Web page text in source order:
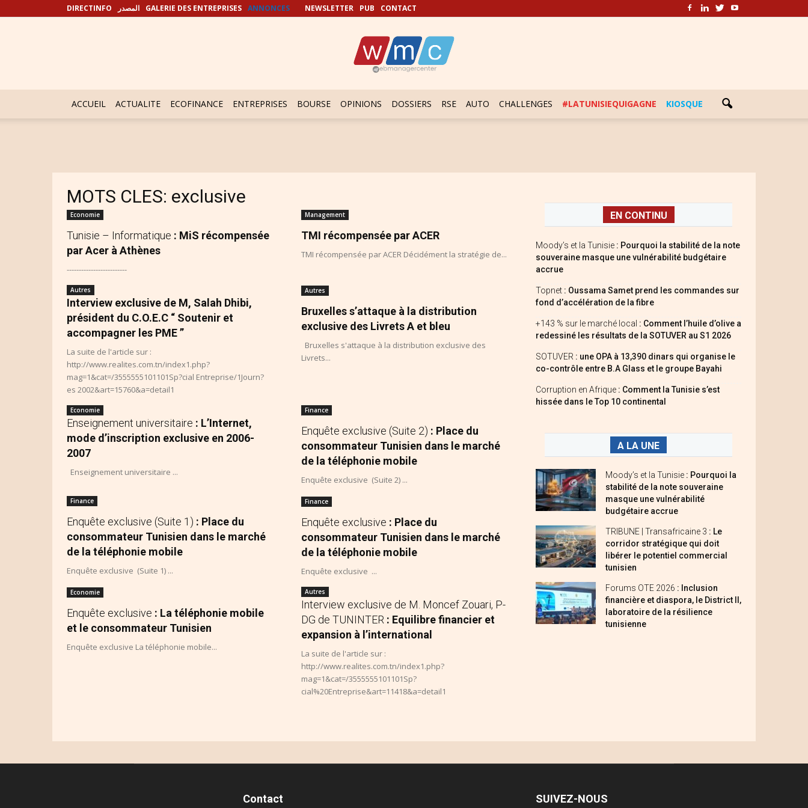
DIRECTINFO المصدر GALERIE DES ENTREPRISES ANNONCES NEWSLETTER PUB CONTACT
ACCUEIL ACTUALITE ECOFINANCE ENTREPRISES BOURSE OPINIONS DOSSIERS RSE AUTO CHALLENGES #LATUNISIEQUIGAGNE KIOSQUE
MOTS CLES: exclusive
Economie
Tunisie – Informatique : MiS récompensée
par Acer à Athènes
-------------------------
Management
TMI récompensée par ACER
TMI récompensée par ACER Décidément la stratégie de...
Autres
Interview exclusive de M, Salah Dhibi,
président du C.O.E.C “ Soutenir et
accompagner les PME ”
La suite de l'article sur :
http://www.realites.com.tn/index1.php?
mag=1&cat=/3555555101101Sp?cial Entreprise/1Journ?
es 2002&art=15760&a=detail1
Autres
Bruxelles s’attaque à la distribution
exclusive des Livrets A et bleu
Bruxelles s'attaque à la distribution exclusive des
Livrets...
Economie
Enseignement universitaire : L’Internet,
mode d’inscription exclusive en 2006-
2007
Enseignement universitaire ...
Finance
Enquête exclusive (Suite 2) : Place du
consommateur Tunisien dans le marché
de la téléphonie mobile
Enquête exclusive (Suite 2) ...
Finance
Enquête exclusive (Suite 1) : Place du
consommateur Tunisien dans le marché
de la téléphonie mobile
Enquête exclusive (Suite 1) ...
Finance
Enquête exclusive : Place du
consommateur Tunisien dans le marché
de la téléphonie mobile
Enquête exclusive ...
Economie
Enquête exclusive : La téléphonie mobile
et le consommateur Tunisien
Enquête exclusive La téléphonie mobile...
Autres
Interview exclusive de M. Moncef Zouari, P-
DG de TUNINTER : Equilibre financier et
expansion à l’international
La suite de l'article sur :
http://www.realites.com.tn/index1.php?
mag=1&cat=/3555555101101Sp?
cial%20Entreprise&art=11418&a=detail1
EN CONTINU
Moody’s et la Tunisie : Pourquoi la stabilité de la note
souveraine masque une vulnérabilité budgétaire
accrue
Topnet : Oussama Samet prend les commandes sur
fond d’accélération de la fibre
+143 % sur le marché local : Comment l’huile d’olive a
redessiné les résultats de la SOTUVER au S1 2026
SOTUVER : une OPA à 13,390 dinars qui organise le
co-contrôle entre B.A Glass et le groupe Bayahi
Corruption en Afrique : Comment la Tunisie s’est
hissée dans le Top 10 continental
A LA UNE
Moody’s et la Tunisie : Pourquoi la
stabilité de la note souveraine
masque une vulnérabilité
budgétaire accrue
TRIBUNE | Transafricaine 3 : Le
corridor stratégique qui doit
libérer le potentiel commercial
tunisien
Forums OTE 2026 : Inclusion
financière et diaspora, le District II,
laboratoire de la résilience
tunisienne
Contact SUIVEZ-NOUS